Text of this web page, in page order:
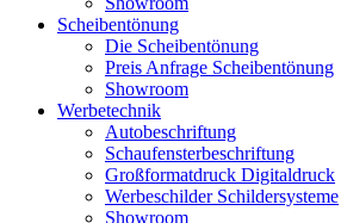
Scheibentönung
Die Scheibentönung
Preis Anfrage Scheibentönung
Showroom
Werbetechnik
Autobeschriftung
Schaufensterbeschriftung
Großformatdruck Digitaldruck
Werbeschilder Schildersysteme
Showroom